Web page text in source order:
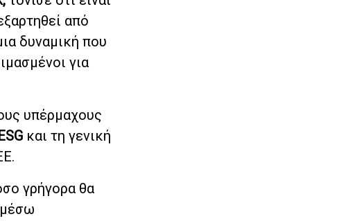
από
δυναμική που
για
υπέρμαχους
και τη γενική
γρήγορα θα
μέσω